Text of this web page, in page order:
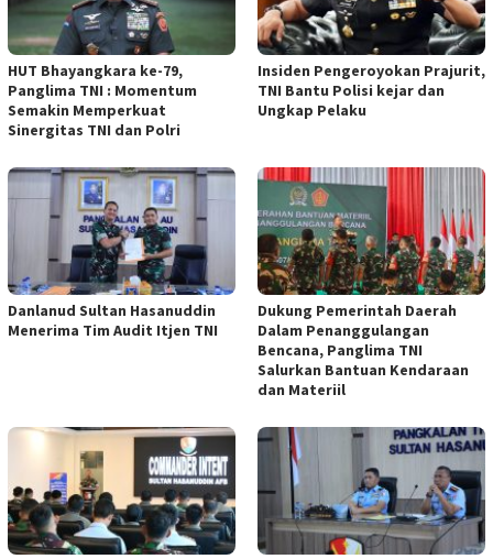
HUT Bhayangkara ke-79,
Panglima TNI : Momentum
Semakin Memperkuat
Sinergitas TNI dan Polri
Insiden Pengeroyokan Prajurit,
TNI Bantu Polisi kejar dan
Ungkap Pelaku
Danlanud Sultan Hasanuddin
Menerima Tim Audit Itjen TNI
Dukung Pemerintah Daerah
Dalam Penanggulangan
Bencana, Panglima TNI
Salurkan Bantuan Kendaraan
dan Materiil